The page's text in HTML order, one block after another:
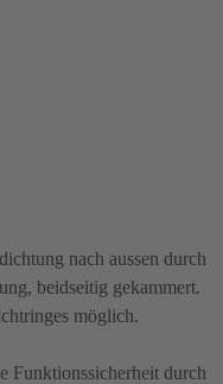
nach aussen durch
beidseitig gekammert.
möglich.
Funktionssicherheit durch